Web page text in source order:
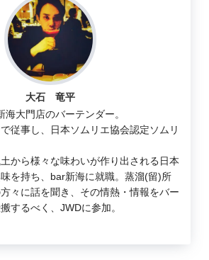
大石 竜平
大門店のバーテンダー。
従事し、日本ソムリエ協会認定ソムリ
から様々な味わいが作り出される日本
を持ち、bar新海に就職。蒸溜(留)所
々に話を聞き、その情熱・情報をバー
するべく、JWDに参加。